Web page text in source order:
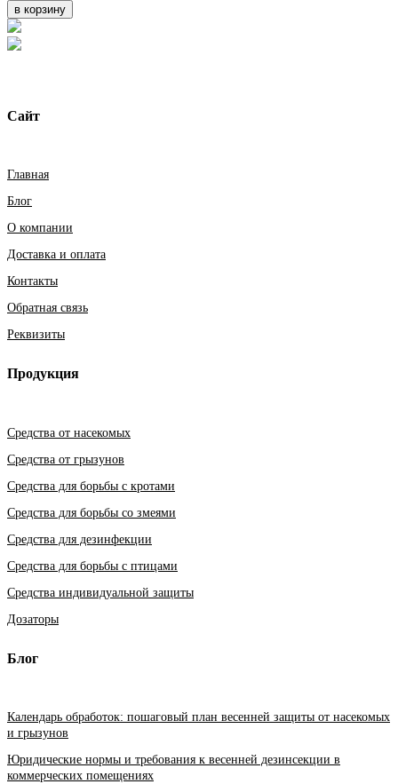
в корзину
Сайт
Главная
Блог
О компании
Доставка и оплата
Контакты
Обратная связь
Реквизиты
Продукция
Средства от насекомых
Средства от грызунов
Средства для борьбы с кротами
Средства для борьбы со змеями
Средства для дезинфекции
Средства для борьбы с птицами
Средства индивидуальной защиты
Дозаторы
Блог
Календарь обработок: пошаговый план весенней защиты от насекомых
и грызунов
Юридические нормы и требования к весенней дезинсекции в
коммерческих помещениях